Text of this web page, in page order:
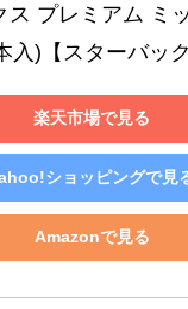
ス プレミアム ミ
入)【スターバック
楽天市場で見る
ショッピングで見
Amazonで見る